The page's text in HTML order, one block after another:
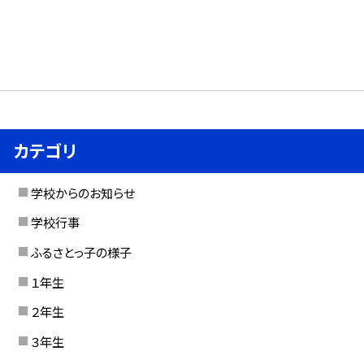
カテゴリ
学校からのお知らせ
学校行事
ふるさとっ子の様子
１年生
２年生
３年生